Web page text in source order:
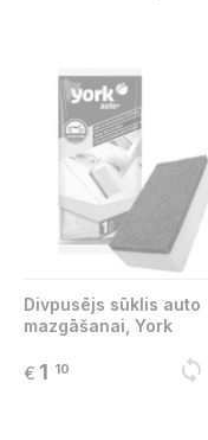
Divpusējs sūklis auto
mazgāšanai, York
€ 1 10 sync